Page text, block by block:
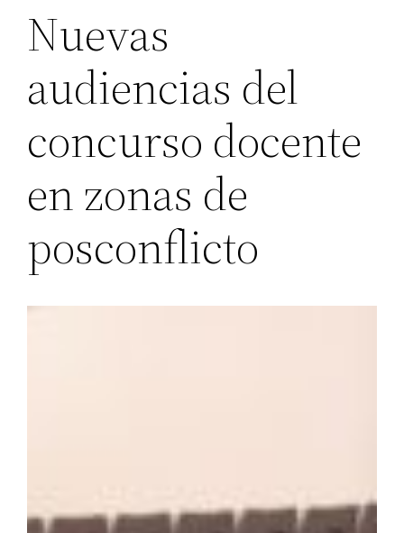
Nuevas
audiencias del
concurso docente
en zonas de
posconflicto